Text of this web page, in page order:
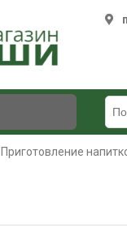
Приготовление